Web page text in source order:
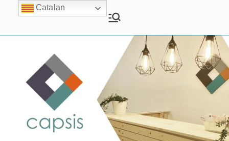
Capsis Vilanova
Psicologia i Psiquiatria
Catalan